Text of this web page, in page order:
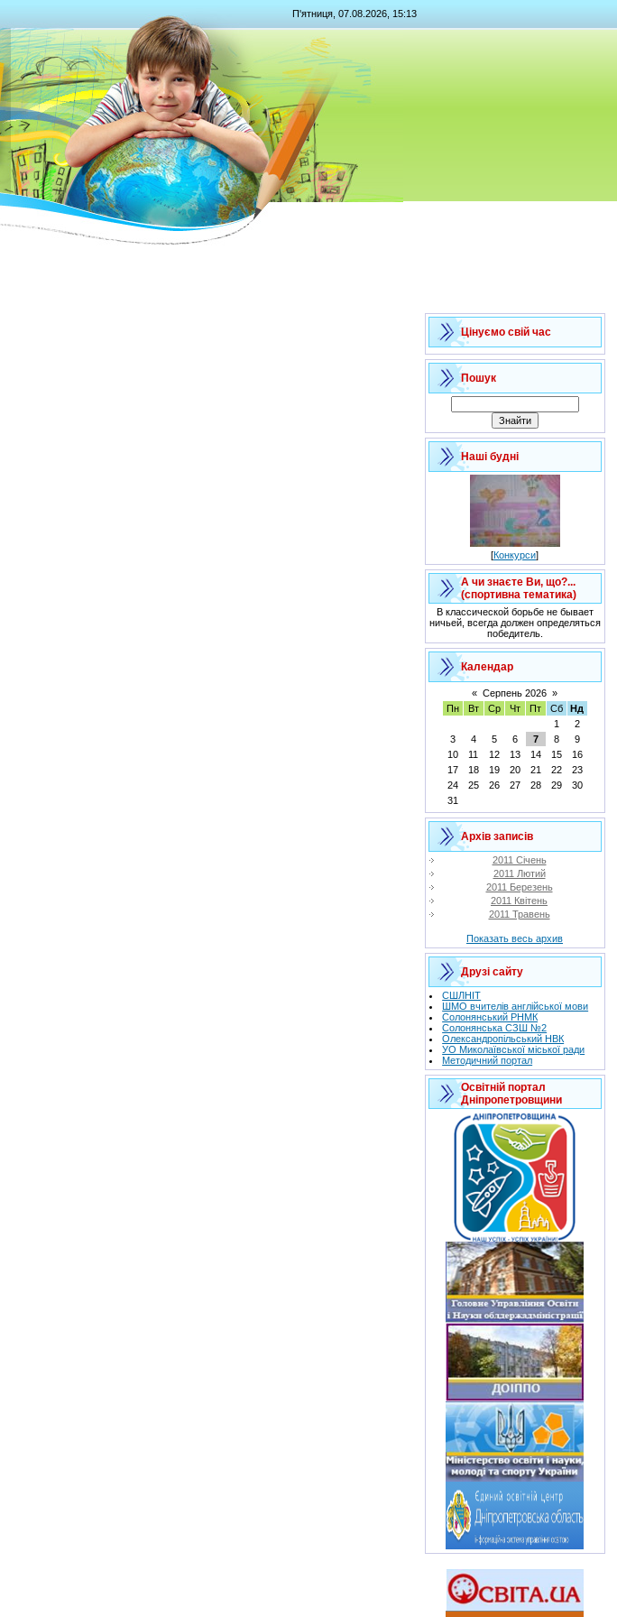
П'ятниця, 07.08.2026, 15:13
Цінуємо свій час
Пошук
Наші будні
[Конкурси]
А чи знаєте Ви, що?...
(спортивна тематика)
В классической борьбе не бывает
ничьей, всегда должен определяться
победитель.
Календар
« Серпень 2026 »
Пн
Вт Ср Чт Пт Сб
Нд
1
2
3
4 5 6 7 8
9
10
11 12 13 14 15
16
17
18 19 20 21 22
23
24
25 26 27 28 29
30
31
Архів записів
2011 Січень
2011 Лютий
2011 Березень
2011 Квітень
2011 Травень
Показать весь архив
Друзі сайту
СШЛНІТ
ШМО вчителів англійської мови
Солонянський РНМК
Солонянська СЗШ №2
Олександропільський НВК
УО Миколаївської міської ради
Методичний портал
Освітній портал
Дніпропетровщини